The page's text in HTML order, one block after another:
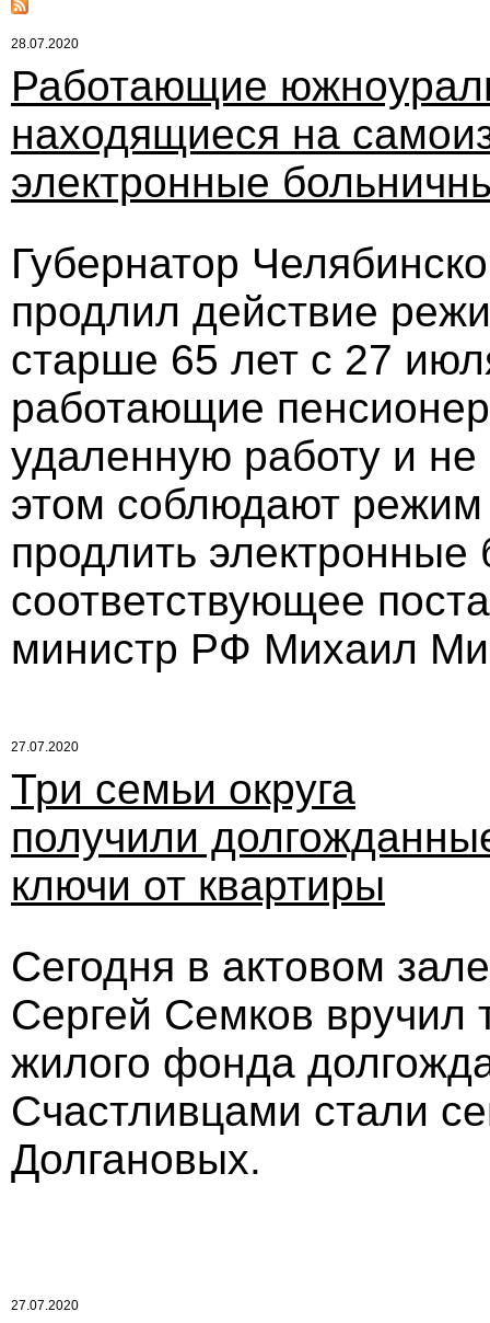
28.07.2020
Работающие
находящиеся на
электронные
Губернатор
продлил действие
старше 65 лет c 27
работающие
удаленную работу и не
этом соблюдают режим
продлить
соответствующее
министр РФ Михаил
27.07.2020
Три семьи округа
получили
ключи от квартиры
Сегодня в актовом
Сергей Семков вручил
жилого фонда
Счастливцами стали
Долгановых.
27.07.2020